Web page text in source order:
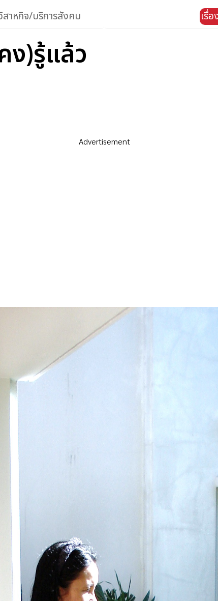
สาหกิจ/บริการสังคม เรื่
ง)รู้แล้ว
Advertisement